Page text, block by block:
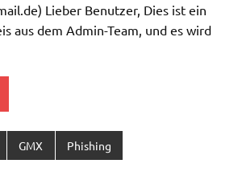
) Lieber Benutzer, Dies ist ein
aus dem Admin-Team, und es wird
GMX Phishing